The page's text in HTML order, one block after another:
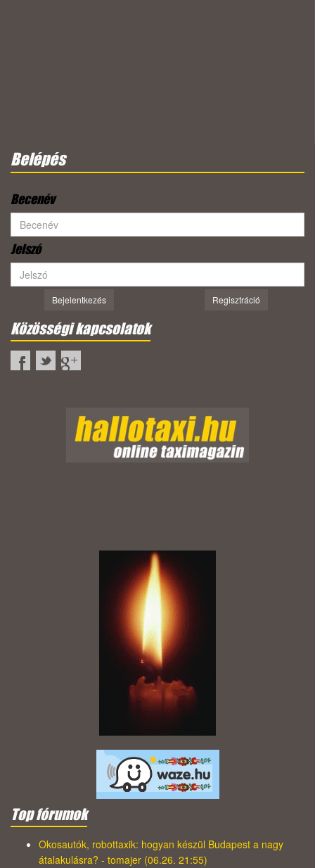
Belépés
Becenév
Jelszó
Bejelentkezés Regisztráció
Közösségi kapcsolatok
Top fórumok
Okosautók, robottaxik: hogyan készül Budapest a nagy
átalakulásra? - tomajer (06.26. 21:55)